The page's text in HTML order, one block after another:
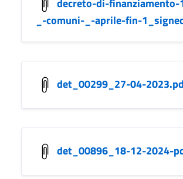
_-comuni-_-aprile-fin-
det_00299_27-04-
det_00896_18-12-2024-